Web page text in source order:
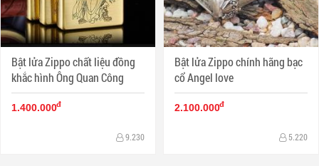
Bật lửa Zippo chất liệu đồng
khắc hình Ông Quan Công
1.400.000đ
9.230
Bật lửa Zippo chính hãng bạc
cổ Angel love
2.100.000đ
5.220